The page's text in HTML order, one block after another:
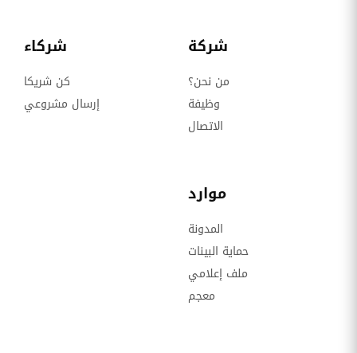
شركة
من نحن؟
وظيفة
الاتصال
شركاء
كن شريكا
إرسال مشروعي
موارد
المدونة
حماية البينات
ملف إعلامي
معجم